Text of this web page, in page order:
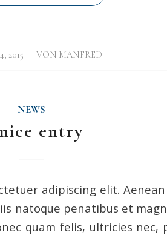
2015 VON MANFRED
NEWS
entry
adipiscing elit.
natoque penatibus et
quam felis, ultricies nec,